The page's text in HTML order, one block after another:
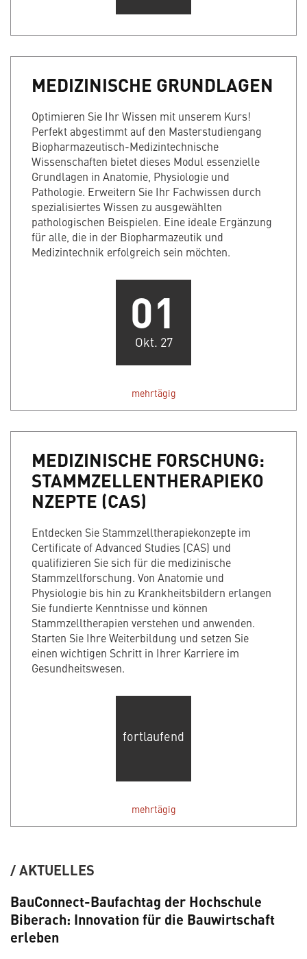
MEDIZINISCHE GRUNDLAGEN
Optimieren Sie Ihr Wissen mit unserem Kurs!
Perfekt abgestimmt auf den Masterstudiengang
Biopharmazeutisch-Medizintechnische
Wissenschaften bietet dieses Modul essenzielle
Grundlagen in Anatomie, Physiologie und
Pathologie. Erweitern Sie Ihr Fachwissen durch
spezialisiertes Wissen zu ausgewählten
pathologischen Beispielen. Eine ideale Ergänzung
für alle, die in der Biopharmazeutik und
Medizintechnik erfolgreich sein möchten.
01
Okt. 27
mehrtägig
MEDIZINISCHE FORSCHUNG:
STAMMZELLENTHERAPIEKO
NZEPTE (CAS)
Entdecken Sie Stammzelltherapiekonzepte im
Certificate of Advanced Studies (CAS) und
qualifizieren Sie sich für die medizinische
Stammzellforschung. Von Anatomie und
Physiologie bis hin zu Krankheitsbildern erlangen
Sie fundierte Kenntnisse und können
Stammzelltherapien verstehen und anwenden.
Starten Sie Ihre Weiterbildung und setzen Sie
einen wichtigen Schritt in Ihrer Karriere im
Gesundheitswesen.
fortlaufend
mehrtägig
AKTUELLES
BauConnect-Baufachtag der Hochschule
Biberach: Innovation für die Bauwirtschaft
erleben